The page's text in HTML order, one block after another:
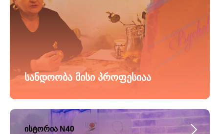
სანდოობა მისი პროფესიაა
ისტორია N40